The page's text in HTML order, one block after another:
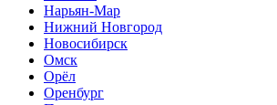
Нарьян-Мар
Нижний Новгород
Новосибирск
Омск
Орёл
Оренбург